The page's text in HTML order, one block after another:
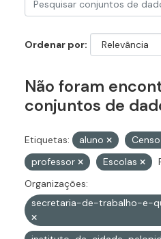
Ordenar por
Não foram
conjuntos de
Etiquetas: aluno
professor
Escolas
Organizações:
secretaria-de-trabalho-e-